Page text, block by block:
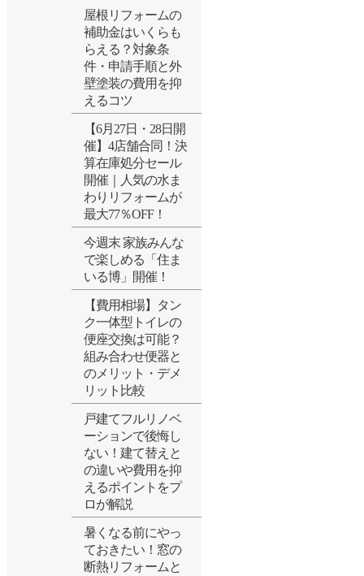
屋根リフォームの
補助金はいくらも
らえる？対象条
件・申請手順と外
壁塗装の費用を抑
えるコツ
【6月27日・28日開
催】4店舗合同！決
算在庫処分セール
開催｜人気の水ま
わりリフォームが
最大77％OFF！
今週末 家族みんな
で楽しめる「住ま
いる博」開催！
【費用相場】タン
ク一体型トイレの
便座交換は可能？
組み合わせ便器と
のメリット・デメ
リット比較
戸建てフルリノベ
ーションで後悔し
ない！建て替えと
の違いや費用を抑
えるポイントをプ
ロが解説
暑くなる前にやっ
ておきたい！窓の
断熱リフォームと